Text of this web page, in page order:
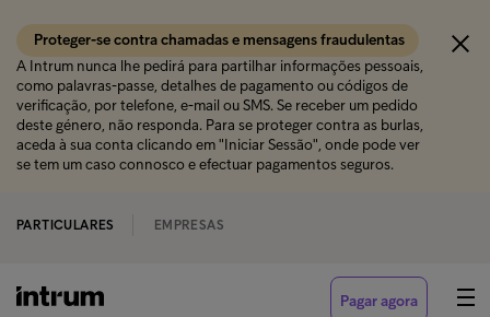
Proteger-se contra chamadas e mensagens fraudulentas
A Intrum nunca lhe pedirá para partilhar informações pessoais,
como palavras-passe, detalhes de pagamento ou códigos de
verificação, por telefone, e-mail ou SMS. Se receber um pedido
deste género, não responda. Para se proteger contra as burlas,
aceda à sua conta clicando em "Iniciar Sessão", onde pode ver
se tem um caso connosco e efectuar pagamentos seguros.
PARTICULARES EMPRESAS
Pagar agora